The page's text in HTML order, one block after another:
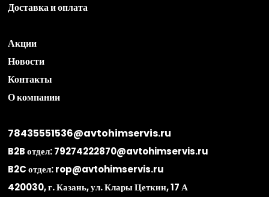
Доставка и оплата
Акции
Новости
Контакты
О компании
78435551536@avtohimservis.ru
B2B отдел:79274222870@avtohimservis.ru
B2C отдел:rop@avtohimservis.ru
420030, г. Казань, ул. Клары Цеткин, 17 А